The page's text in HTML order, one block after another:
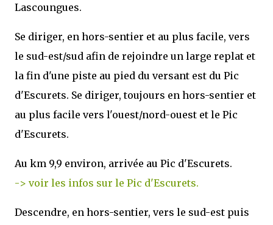
Lascoungues.
Se diriger, en hors-sentier et au plus facile, vers
le sud-est/sud afin de rejoindre un large replat et
la fin d'une piste au pied du versant est du Pic
d'Escurets. Se diriger, toujours en hors-sentier et
au plus facile vers l'ouest/nord-ouest et le Pic
d'Escurets.
Au km 9,9 environ, arrivée au Pic d'Escurets.
-> voir les infos sur le Pic d'Escurets.
Descendre, en hors-sentier, vers le sud-est puis